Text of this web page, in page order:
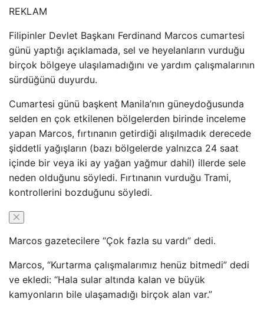
REKLAM
Filipinler Devlet Başkanı Ferdinand Marcos cumartesi
günü yaptığı açıklamada, sel ve heyelanların vurduğu
birçok bölgeye ulaşılamadığını ve yardım çalışmalarının
sürdüğünü duyurdu.
Cumartesi günü başkent Manila’nın güneydoğusunda
selden en çok etkilenen bölgelerden birinde inceleme
yapan Marcos, fırtınanın getirdiği alışılmadık derecede
şiddetli yağışların (bazı bölgelerde yalnızca 24 saat
içinde bir veya iki ay yağan yağmur dahil) illerde sele
neden olduğunu söyledi. Fırtınanın vurduğu Trami,
kontrollerini bozduğunu söyledi.
Marcos gazetecilere “Çok fazla su vardı” dedi.
Marcos, “Kurtarma çalışmalarımız henüz bitmedi” dedi
ve ekledi: “Hala sular altında kalan ve büyük
kamyonların bile ulaşamadığı birçok alan var.”